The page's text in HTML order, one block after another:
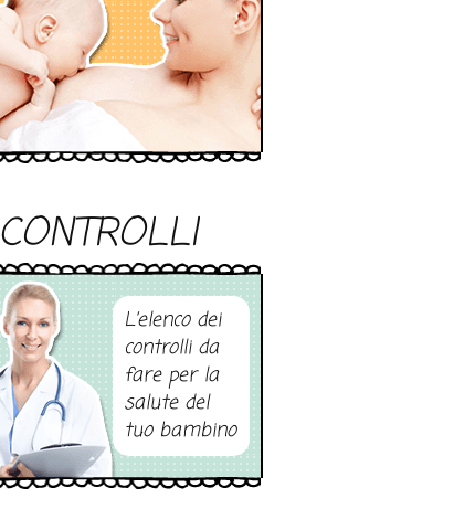
CONTROLLI
L’elenco dei
controlli da
fare per la
salute del
tuo bambino